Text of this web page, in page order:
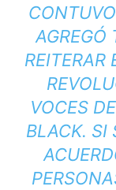
AGREGÓ
REITERAR
VOCES
BLACK. SI